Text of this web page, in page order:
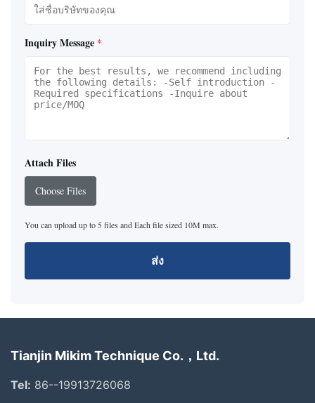
Inquiry Message *
Attach Files
Choose Files
You can upload up to 5 files and Each file sized 10M max.
ส่ง
Tianjin Mikim Technique Co.，Ltd.
Tel: 86--19913726068